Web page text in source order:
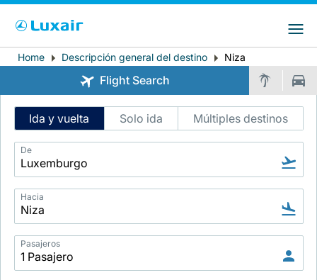
LuxairTours
País de residencia Preferred language
Español
Breadcrumb
Home Descripción general del destino Niza
Flight Search
Intelligent
Flight
Search
Ida y vuelta Solo ida Múltiples destinos
De
Hacia
Pasajeros